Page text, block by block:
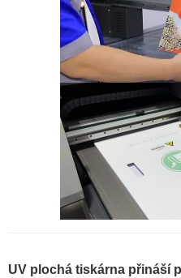
UV plochá tiskárna přináší